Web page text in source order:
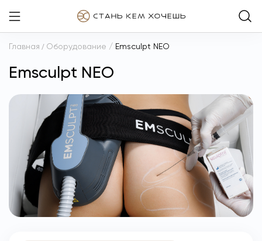
Главная / Оборудование / Emsculpt NEO
Emsculpt NEO